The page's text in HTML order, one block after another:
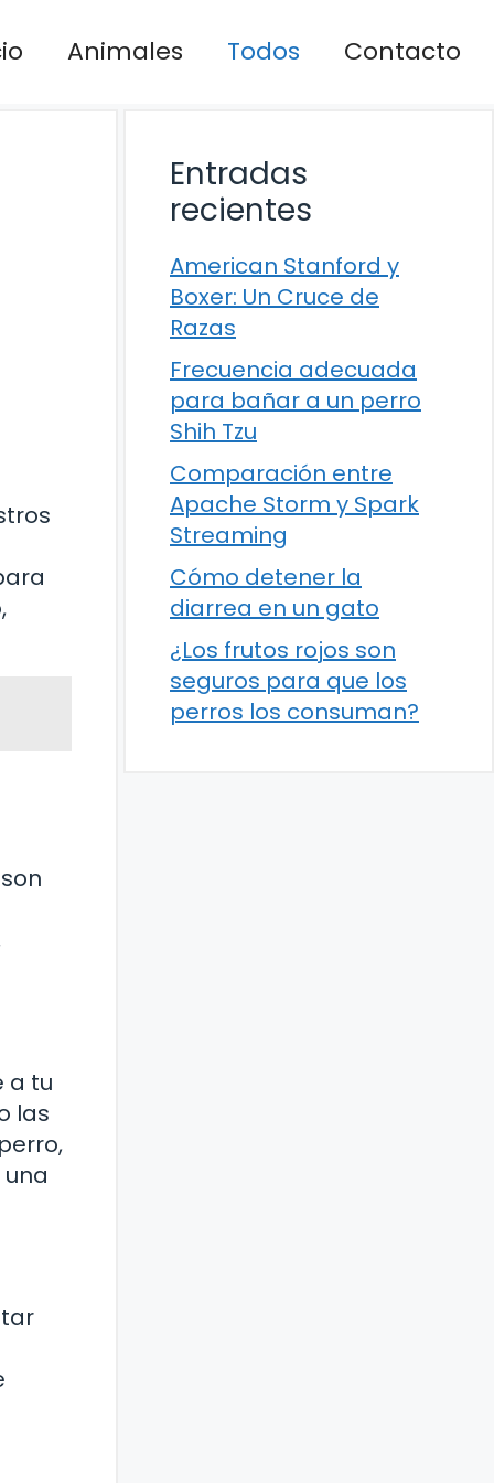
Animales Todos Contacto
a tu
las
Entradas
recientes
American Stanford y
Boxer: Un Cruce de
Razas
Frecuencia adecuada
para bañar a un perro
Shih Tzu
Comparación entre
Apache Storm y Spark
Streaming
Cómo detener la
diarrea en un gato
¿Los frutos rojos son
seguros para que los
perros los consuman?